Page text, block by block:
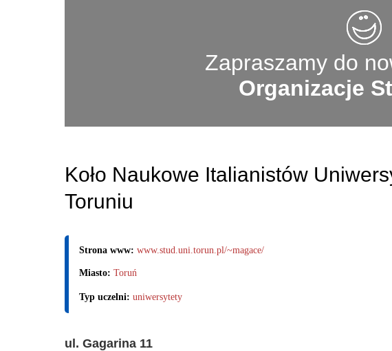
Zapraszamy do
Organizacje
Koło Naukowe Italianistów
Toruniu
Strona www: www.stud.uni.torun.pl/~magace/
Miasto: Toruń
Typ uczelni: uniwersytety
ul. Gagarina 11